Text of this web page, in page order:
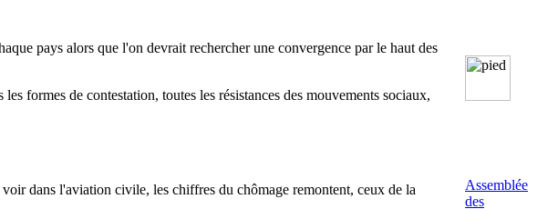
pays alors que l'on devrait rechercher une convergence par le haut des
formes de contestation, toutes les résistances des mouvements sociaux,
dans l'aviation civile, les chiffres du chômage remontent, ceux de la
Assemblée
des